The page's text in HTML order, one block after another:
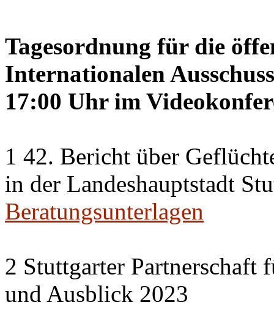
Tagesordnung für die
Internationalen
17:00 Uhr im
1 42. Bericht über
in der Landeshauptstadt
Beratungsunterlagen
2 Stuttgarter Partnerschaft
und Ausblick 2023